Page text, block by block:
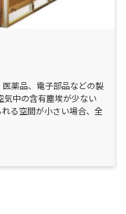
薬品、電子部品などの製
気中の含有塵埃が少ない
る空間が小さい場合、全